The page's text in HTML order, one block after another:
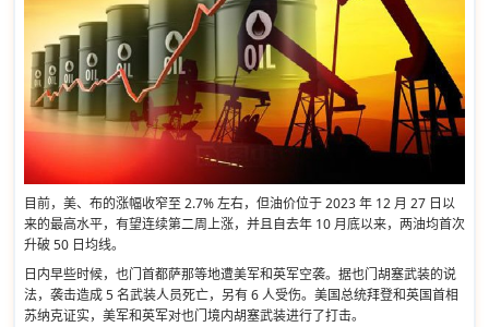
目前，美、布的涨幅收窄至 2.7% 左右，但油价位于 2023 年 12 月 27 日以
来的最高水平，有望连续第二周上涨，并且自去年 10 月底以来，两油均首次
升破 50 日均线。
日内早些时候，也门首都萨那等地遭美军和英军空袭。据也门胡塞武装的说
法，袭击造成 5 名武装人员死亡，另有 6 人受伤。美国总统拜登和英国首相
苏纳克证实，美军和英军对也门境内胡塞武装进行了打击。